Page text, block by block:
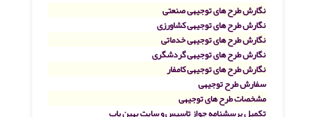
نگارش طرح های توجیهی صنعتی
نگارش طرح های توجیهی کشاورزی
نگارش طرح های توجیهی خدماتی
نگارش طرح های توجیهی گردشگری
نگارش طرح های توجیهی کامفار
سفارش طرح توجیهی
مشخصات طرح های توجیهی
تکمیل پرسشنامه جواز تاسیس و سایت بهین یاب